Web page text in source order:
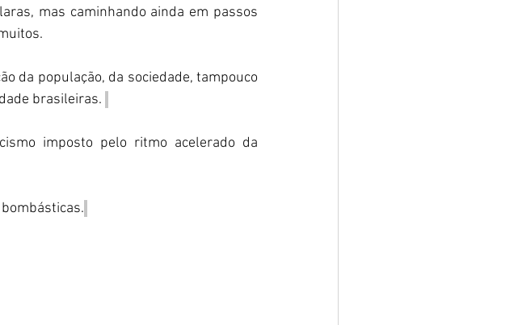
mas caminhando ainda em passos
da população, da sociedade, tampouco
brasileiras.
imposto pelo ritmo acelerado da